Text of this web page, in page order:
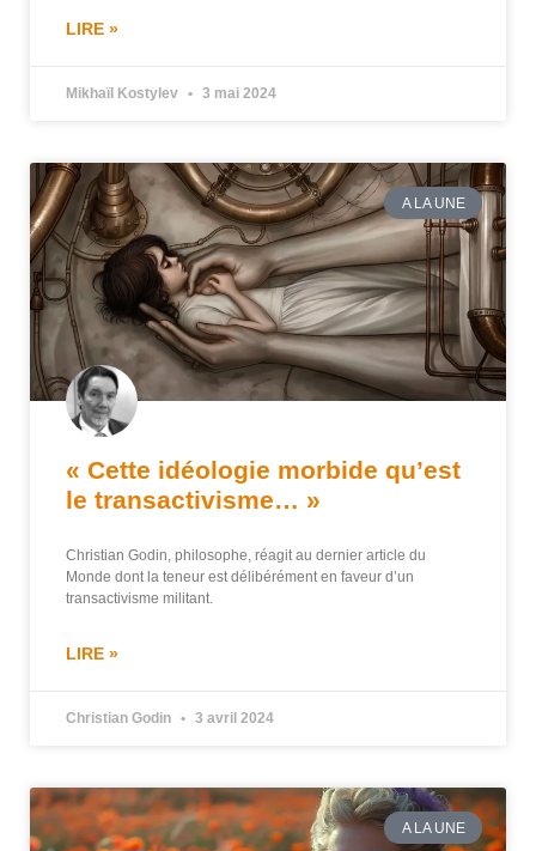
LIRE »
Mikhaïl Kostylev 3 mai 2024
A LA UNE
« Cette idéologie morbide qu’est
le transactivisme… »
Christian Godin, philosophe, réagit au dernier article du
Monde dont la teneur est délibérément en faveur d’un
transactivisme militant.
LIRE »
Christian Godin 3 avril 2024
A LA UNE